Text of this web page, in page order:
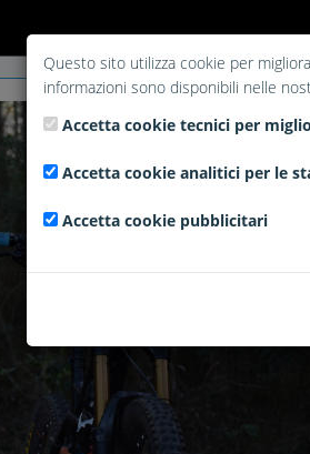
Questo sito utilizza cookie per
informazioni sono disponibili nelle
Accetta cookie tecnici per
Accetta cookie analitici per le
Accetta cookie pubblicitari